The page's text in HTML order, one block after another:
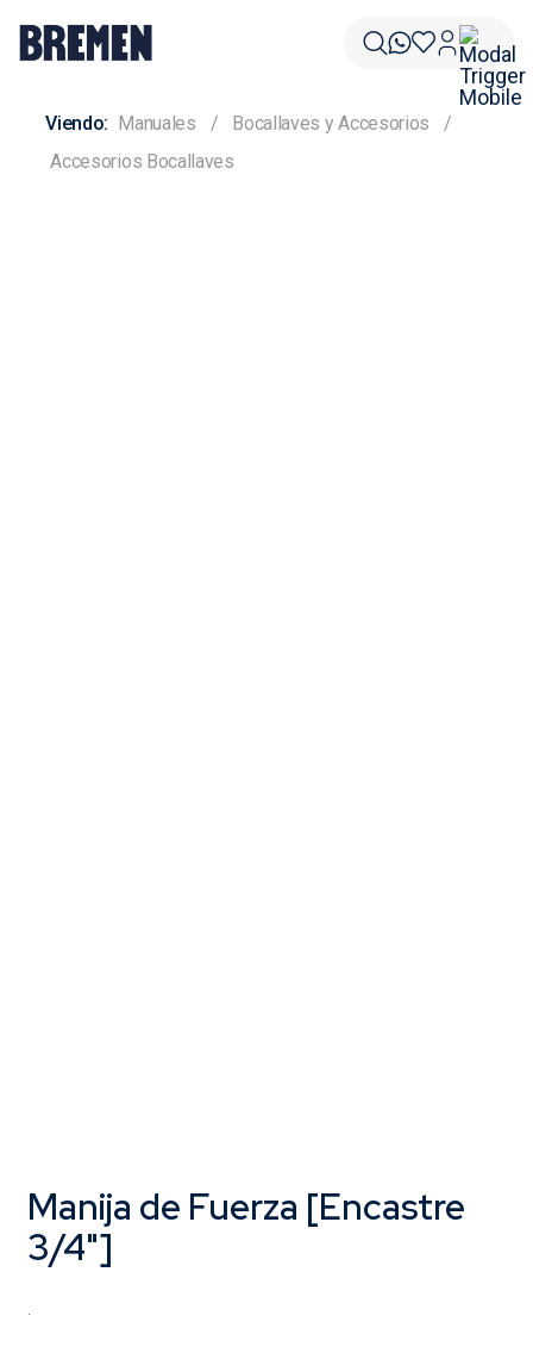
Manuales
Bocallaves y Accesorios
Accesorios Bocallaves
Manija de Fuerza [Encastre
3/4"]